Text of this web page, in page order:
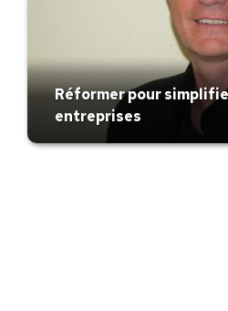
Réformer pour
entreprises